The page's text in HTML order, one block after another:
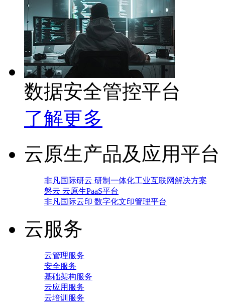
数据安全管控平台
了解更多
云原生产品及应用平台
非凡国际研云 研制一体化工业互联网解决方案
磐云 云原生PaaS平台
非凡国际云印 数字化文印管理平台
云服务
云管理服务
安全服务
基础架构服务
云应用服务
云培训服务